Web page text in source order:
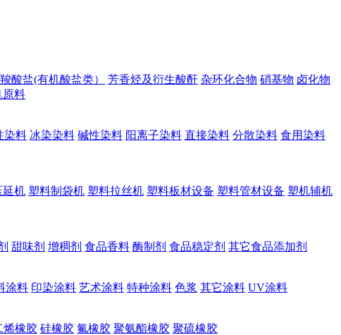
羧酸盐(有机酸盐类） 芳香烃及衍生酸酐 杂环化合物 硝基物 卤化物
原料
染料 冰染染料 碱性染料 阳离子染料 直接染料 分散染料 食用染料
延机 塑料制袋机 塑料拉丝机 塑料板材设备 塑料管材设备 塑机辅机
甜味剂 增稠剂 食品香料 酶制剂 食品稳定剂 其它食品添加剂
涂料 印染涂料 艺术涂料 特种涂料 色浆 其它涂料 UV涂料
烯橡胶 硅橡胶 氟橡胶 聚氨酯橡胶 聚硫橡胶